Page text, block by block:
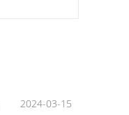
2024-03-15